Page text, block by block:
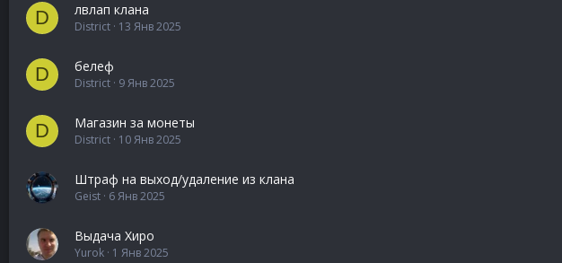
D лвлап клана
District 13 Янв 2025
D белеф
District 9 Янв 2025
D Магазин за монеты
District 10 Янв 2025
Штраф на выход/удаление из клана
Geist 6 Янв 2025
Выдача Хиро
Yurok 1 Янв 2025